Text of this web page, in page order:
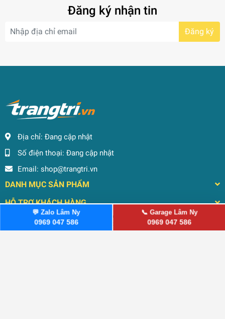
💬 Zalo Lâm Ny
0969 047 586
📞 Garage Lâm Ny
0969 047 586
Đăng ký nhận tin
Đăng ký
Địa chỉ: Đang cập nhật
Số điện thoại: Đang cập nhật
Email: shop@trangtri.vn
DANH MỤC SẢN PHẨM
HỖ TRỢ KHÁCH HÀNG
Zalo Nhắn tin